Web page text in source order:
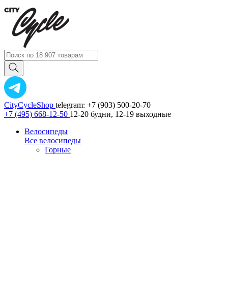
CityCycleShop telegram: +7 (903) 500-20-70
+7 (495) 668-12-50 12-20 будни, 12-19 выходные
Велосипеды
Все велосипеды
Горные